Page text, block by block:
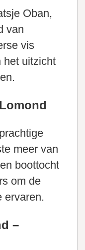
Oban,
van
vis
het uitzicht
meer van
boottocht
om de
ervaren.
–